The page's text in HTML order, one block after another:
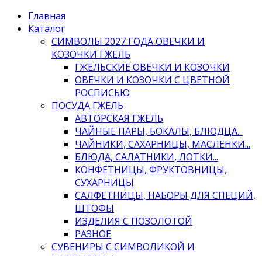
Главная
Каталог
СИМВОЛЫ 2027 ГОДА ОВЕЧКИ И
КОЗОЧКИ ГЖЕЛЬ
ГЖЕЛЬСКИЕ ОВЕЧКИ И КОЗОЧКИ
ОВЕЧКИ И КОЗОЧКИ С ЦВЕТНОЙ
РОСПИСЬЮ
ПОСУДА ГЖЕЛЬ
АВТОРСКАЯ ГЖЕЛЬ
ЧАЙНЫЕ ПАРЫ, БОКАЛЫ, БЛЮДЦА...
ЧАЙНИКИ, САХАРНИЦЫ, МАСЛЕНКИ...
БЛЮДА, САЛАТНИКИ, ЛОТКИ...
КОНФЕТНИЦЫ, ФРУКТОВНИЦЫ,
СУХАРНИЦЫ
САЛФЕТНИЦЫ, НАБОРЫ ДЛЯ СПЕЦИЙ,
ШТОФЫ
ИЗДЕЛИЯ С ПОЗОЛОТОЙ
РАЗНОЕ
СУВЕНИРЫ С СИМВОЛИКОЙ И